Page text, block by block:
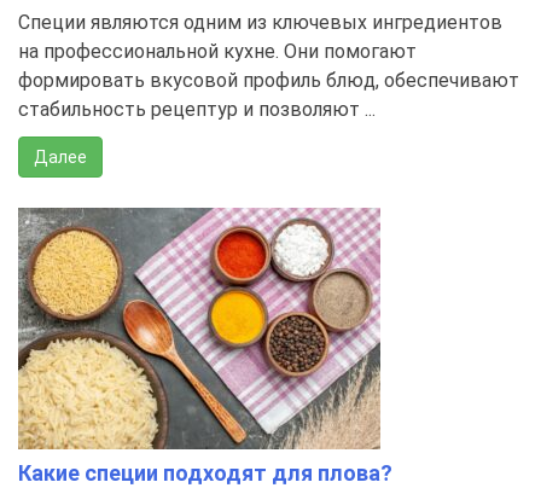
Специи являются одним из ключевых ингредиентов
на профессиональной кухне. Они помогают
формировать вкусовой профиль блюд, обеспечивают
стабильность рецептур и позволяют ...
Далее
Какие специи подходят для плова?